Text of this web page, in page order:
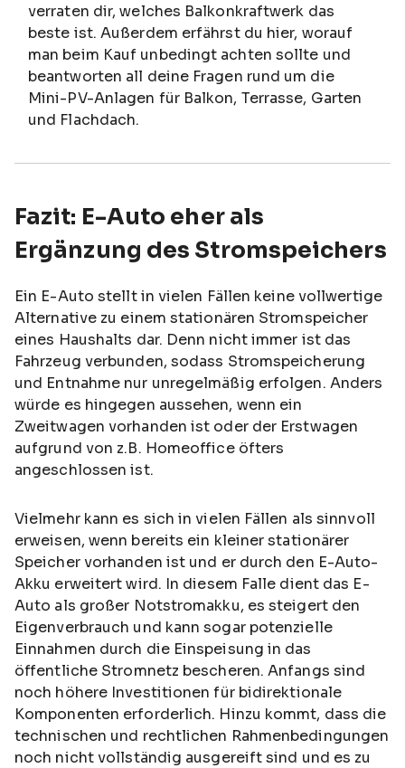
verraten dir, welches Balkonkraftwerk das
beste ist. Außerdem erfährst du hier, worauf
man beim Kauf unbedingt achten sollte und
beantworten all deine Fragen rund um die
Mini-PV-Anlagen für Balkon, Terrasse, Garten
und Flachdach.
Fazit: E-Auto eher als
Ergänzung des Stromspeichers
Ein E-Auto stellt in vielen Fällen keine vollwertige
Alternative zu einem stationären Stromspeicher
eines Haushalts dar. Denn nicht immer ist das
Fahrzeug verbunden, sodass Stromspeicherung
und Entnahme nur unregelmäßig erfolgen. Anders
würde es hingegen aussehen, wenn ein
Zweitwagen vorhanden ist oder der Erstwagen
aufgrund von z.B. Homeoffice öfters
angeschlossen ist.
Vielmehr kann es sich in vielen Fällen als sinnvoll
erweisen, wenn bereits ein kleiner stationärer
Speicher vorhanden ist und er durch den E-Auto-
Akku erweitert wird. In diesem Falle dient das E-
Auto als großer Notstromakku, es steigert den
Eigenverbrauch und kann sogar potenzielle
Einnahmen durch die Einspeisung in das
öffentliche Stromnetz bescheren. Anfangs sind
noch höhere Investitionen für bidirektionale
Komponenten erforderlich. Hinzu kommt, dass die
technischen und rechtlichen Rahmenbedingungen
noch nicht vollständig ausgereift sind und es zu